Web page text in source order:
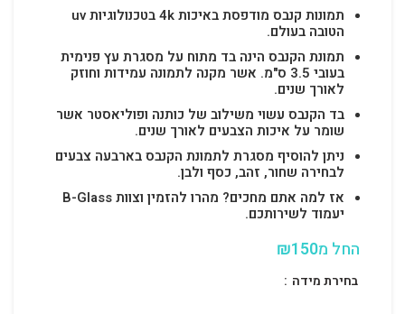
תמונות קנבס מודפסת באיכות 4k בטכנולוגיות uv
הטובה בעולם.
תמונת הקנבס הינה בד מתוח על מסגרת עץ פנימית
בעובי 3.5 ס"מ. אשר מקנה לתמונה עמידות וחוזק
לאורך שנים.
בד הקנבס עשוי משילוב של כותנה ופוליאסטר אשר
שומר על איכות הצבעים לאורך שנים.
ניתן להוסיף מסגרת לתמונת הקנבס בארבעה צבעים
לבחירה שחור, זהב, כסף ולבן.
אז למה אתם מחכים? מהרו להזמין וצוות B-Glass
יעמוד לשירותכם.
החל מ ₪150
בחירת מידה